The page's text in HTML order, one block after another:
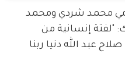
محمد شردي ومحمد
"لفتة إنسانية من
عبد الله دنيا ربنا